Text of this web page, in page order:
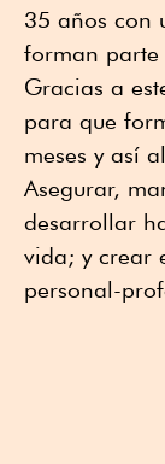
35 años con
forman parte
Gracias a
para que
meses y así
Asegurar,
desarrollar
vida; y crear
personal-